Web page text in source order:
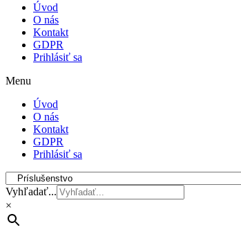
Úvod
O nás
Kontakt
GDPR
Prihlásiť sa
Menu
Úvod
O nás
Kontakt
GDPR
Prihlásiť sa
Vyhľadať...
×